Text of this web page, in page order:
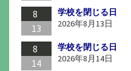
8
13
学校を閉じる日
2026年8月13日
8
14
学校を閉じる日
2026年8月14日